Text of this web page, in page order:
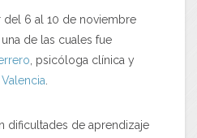
del 6 al 10 de noviembre
de las cuales fue
, psicóloga clínica y
.
dificultades de aprendizaje